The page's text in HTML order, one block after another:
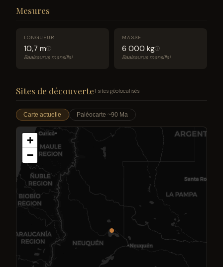
Mesures
LONGUEUR
10,7 mⓘ
Baalsaurus mansillai
MASSE
6 000 kgⓘ
Baalsaurus mansillai
Sites de découverte1 sites géolocalisés
Carte actuelle Paléocarte ~90 Ma
+
−